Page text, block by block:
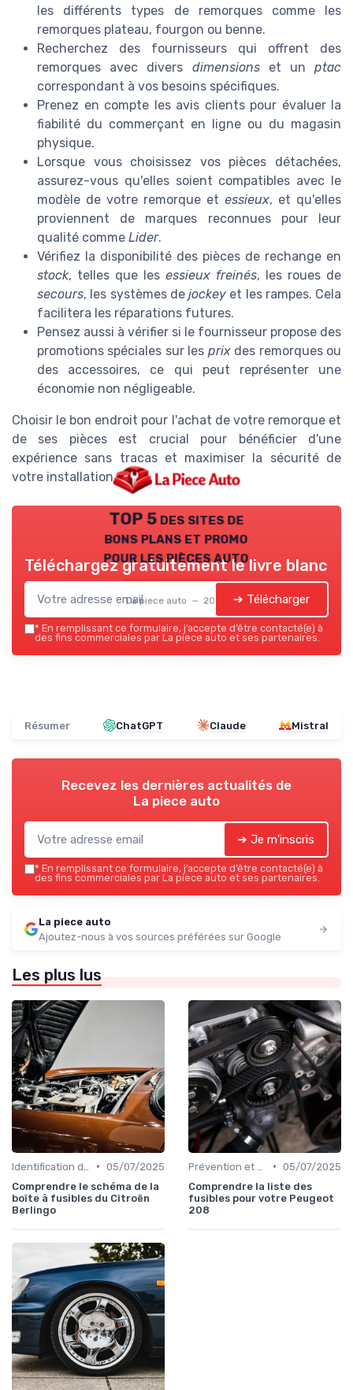
les différents types de remorques comme les
remorques plateau, fourgon ou benne.
Recherchez des fournisseurs qui offrent des
remorques avec divers dimensionset un ptac
correspondant à vos besoins spécifiques.
Prenez en compte les avis clients pour évaluer la
fiabilité du commerçant en ligne ou du magasin
physique.
Lorsque vous choisissez vos pièces détachées,
assurez-vous qu'elles soient compatibles avec le
modèle de votre remorque et essieux, et qu'elles
proviennent de marques reconnues pour leur
qualité comme Lider.
Vérifiez la disponibilité des pièces de rechange en
stock, telles que les essieux freinés, les roues de
secours, les systèmes de jockey et les rampes. Cela
facilitera les réparations futures.
Pensez aussi à vérifier si le fournisseur propose des
promotions spéciales sur les prixdes remorques ou
des accessoires, ce qui peut représenter une
économie non négligeable.
Choisir le bon endroit pour l'achat de votre remorque et
de ses pièces est crucial pour bénéficier d'une
expérience sans tracas et maximiser la sécurité de
votre installation.
TOP 5 des sites de
bons plans et promo
pour les pièces auto
La piece auto — 2026
Téléchargez gratuitement le livre blanc
➔ Télécharger
* En remplissant ce formulaire, j’accepte d’être contacté(e) à
des fins commerciales par La piece auto et ses partenaires.
Résumer ChatGPT Claude Mistral
Recevez les dernières actualités de
La piece auto
➔ Je m'inscris
* En remplissant ce formulaire, j’accepte d’être contacté(e) à
des fins commerciales par La piece auto et ses partenaires.
La piece auto
Ajoutez-nous à vos sources préférées sur Google
Les plus lus
• 05/07/2025
Comprendre le schéma de la
boîte à fusibles du Citroën
Berlingo
• 05/07/2025
Comprendre la liste des
fusibles pour votre Peugeot
208